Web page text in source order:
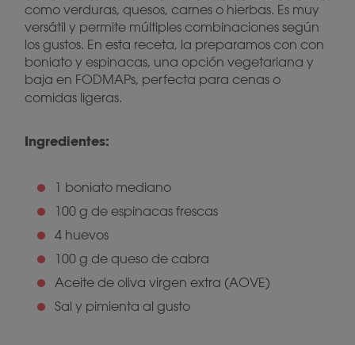
como verduras, quesos, carnes o hierbas. Es muy
versátil y permite múltiples combinaciones según
los gustos. En esta receta, la preparamos con con
boniato y espinacas, una opción vegetariana y
baja en FODMAPs, perfecta para cenas o
comidas ligeras.
Ingredientes:
1 boniato mediano
100 g de espinacas frescas
4 huevos
100 g de queso de cabra
Aceite de oliva virgen extra (AOVE)
Sal y pimienta al gusto